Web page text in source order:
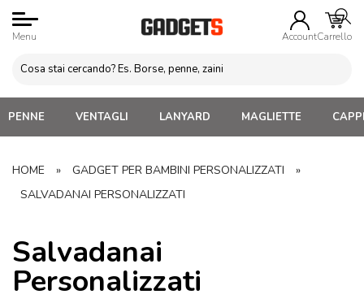
Menu AccountCarrello
PENNE VENTAGLI LANYARD MAGLIETTE
HOME » GADGET PER BAMBINI PERSONALIZZATI
»
SALVADANAI PERSONALIZZATI
Salvadanai
Personalizzati